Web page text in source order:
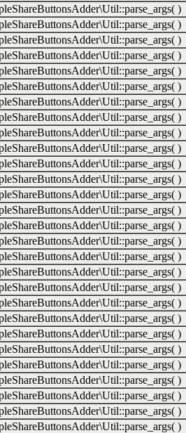
)
)
)
)
)
)
)
)
)
)
)
)
)
)
)
)
)
)
)
)
)
)
)
)
)
)
)
)